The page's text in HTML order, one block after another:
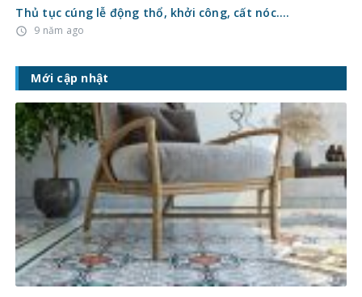
Thủ tục cúng lễ động thổ, khởi công, cất nóc….
access_time 9 năm ago
Mới cập nhật